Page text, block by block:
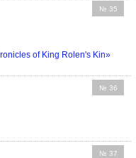
№ 35
of King Rolen's Kin»
№ 36
№ 37